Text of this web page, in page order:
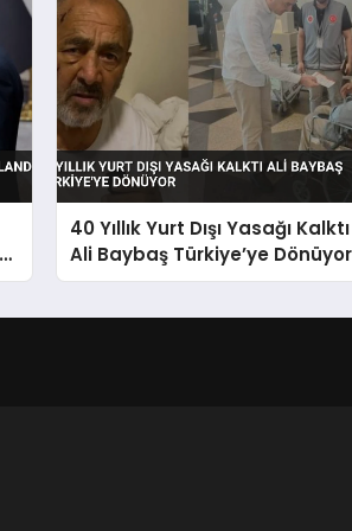
40 Yıllık Yurt Dışı Yasağı Kalktı
Ali Baybaş Türkiye’ye Dönüyor